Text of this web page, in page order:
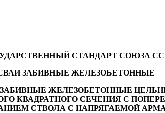
СТАНДАРТ СОЮЗА
ЗАБИВНЫЕ ЖЕЛЕЗОБЕТОННЫЕ
ЖЕЛЕЗОБЕТОННЫЕ
КВАДРАТНОГО СЕЧЕНИЯ С
СТВОЛА С НАПРЯГАЕМОЙ